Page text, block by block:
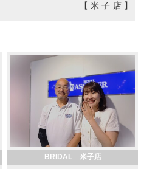
【米子店】
BRIDAL 米子店